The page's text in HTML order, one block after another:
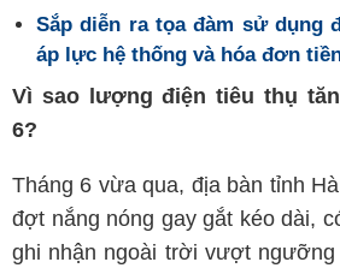
Sắp diễn ra tọa đàm sử dụng
áp lực hệ thống và hóa đơn
Vì sao lượng điện tiêu thụ
6?
Tháng 6 vừa qua, địa bàn tỉnh
đợt nắng nóng gay gắt kéo dài,
ghi nhận ngoài trời vượt